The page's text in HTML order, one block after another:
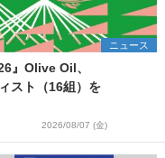
ニュース
』Olive Oil、
スト（16組）を
2026/08/07 (金)